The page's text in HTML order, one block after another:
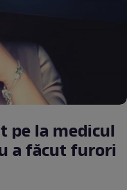
pe la medicul
a făcut furori